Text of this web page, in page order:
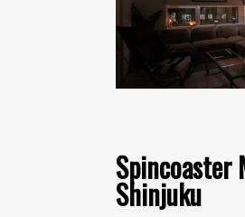
Spincoaster
Shinjuku